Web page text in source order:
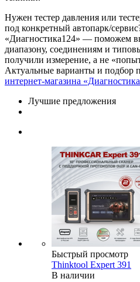
Нужен тестер давления или
под конкретный автопарк/
«Диагностика124» — поможем
диапазону, соединениям и
получили измерение, а не
Актуальные варианты и подбор
интернет-магазина
Лучшие предложения
Быстрый просмотр
Thinktool Expert 391
В наличии